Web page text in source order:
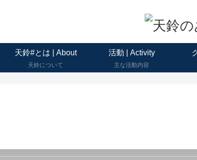
天鈴#とは | About
天鈴について
活動 | Activity
主な活動内容